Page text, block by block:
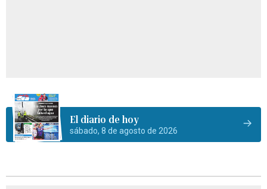
El diario de hoy
sábado, 8 de agosto de 2026